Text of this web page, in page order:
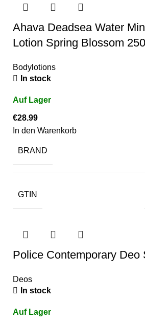
Ahava Deadsea Water
Lotion Spring Blossom
Bodylotions
In stock
€28.99
In den Warenkorb
BRAND
GTIN
Police Contemporary Deo
Deos
In stock